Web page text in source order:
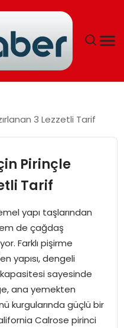
3 Lezzetli Tarif
Pirinçle
Tarif
yapı taşlarından
de çağdaş
Farklı pişirme
yapısı, dengeli
sayesinde
ana yemekten
kurgularında güçlü bir
Calrose pirinci